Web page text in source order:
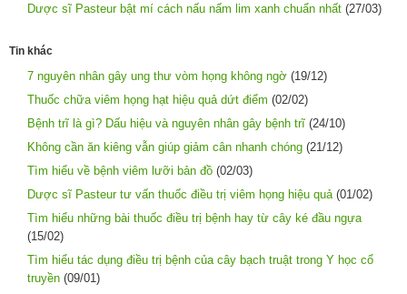
Dược sĩ Pasteur bật mí cách nấu nấm lim xanh chuẩn nhất (27/03)
Tin khác
7 nguyên nhân gây ung thư vòm họng không ngờ (19/12)
Thuốc chữa viêm họng hạt hiệu quả dứt điểm (02/02)
Bệnh trĩ là gì? Dấu hiệu và nguyên nhân gây bệnh trĩ (24/10)
Không cần ăn kiêng vẫn giúp giảm cân nhanh chóng (21/12)
Tìm hiểu về bệnh viêm lưỡi bản đồ (02/03)
Dược sĩ Pasteur tư vấn thuốc điều trị viêm họng hiệu quả(01/02)
Tìm hiểu những bài thuốc điều trị bệnh hay từ cây ké đầu ngựa
(15/02)
Tìm hiểu tác dụng điều trị bệnh của cây bạch truật trong Y học cổ
truyền (09/01)